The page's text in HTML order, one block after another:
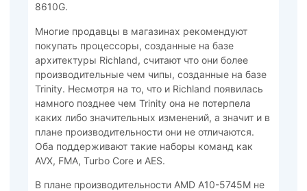
8610G.
Многие продавцы в магазинах рекомендуют
покупать процессоры, созданные на базе
архитектуры Richland, считают что они более
производительные чем чипы, созданные на базе
Trinity. Несмотря на то, что и Richland появилась
намного позднее чем Trinity она не потерпела
каких либо значительных изменений, а значит и в
плане производительности они не отличаются.
Оба поддерживают такие наборы команд как
AVX, FMA, Turbo Core и AES.
В плане производительности AMD A10-5745M не